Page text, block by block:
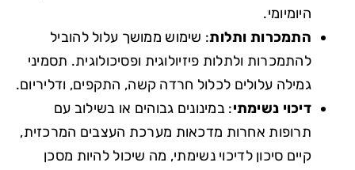
היומיומי.
התמכרות ותלות: שימוש ממושך עלול להוביל
להתמכרות ולתלות פיזיולוגית ופסיכולוגית. תסמיני
גמילה עלולים לכלול חרדה קשה, התקפים, ודליריום.
דיכוי נשימתי: במינונים גבוהים או בשילוב עם
תרופות אחרות מדכאות מערכת העצבים המרכזית,
קיים סיכון לדיכוי נשימתי, מה שיכול להיות מסכן